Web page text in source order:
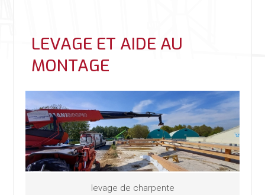
LEVAGE ET AIDE AU
MONTAGE
levage de charpente